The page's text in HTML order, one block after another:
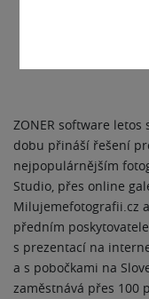
ZONER software
dobu přináší řešení
nejpopulárnějším
Studio, přes online
Milujemefotografii.cz
předním
s prezentací na
a s pobočkami na
zaměstnává přes 100